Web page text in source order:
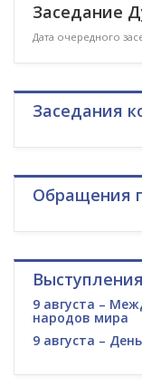
Заседание
Дата очередного
Заседания
Обращения
Выступления
9 августа –
народов мира
9 августа –